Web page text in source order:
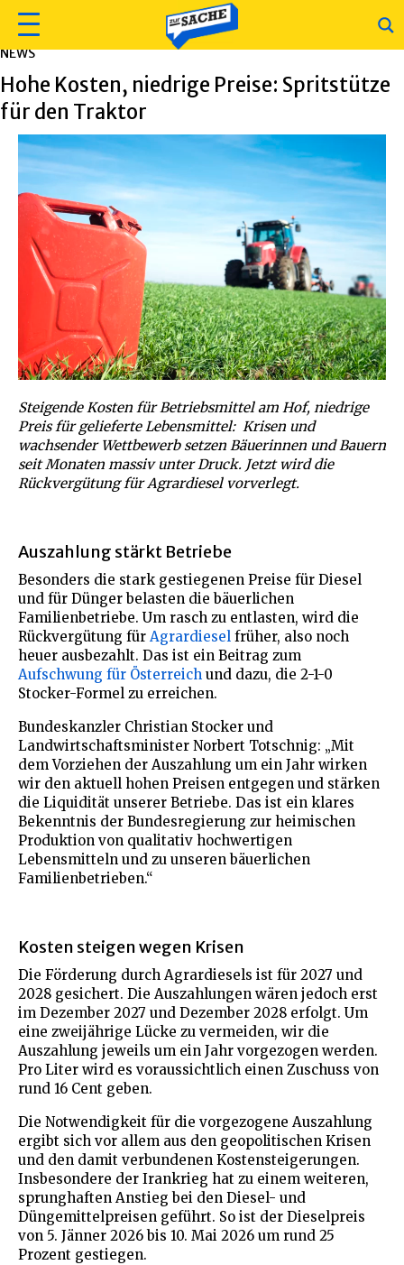
NEWS
Hohe Kosten, niedrige Preise: Spritstütze
für den Traktor
Steigende Kosten für Betriebsmittel am Hof, niedrige
Preis für gelieferte Lebensmittel: Krisen und
wachsender Wettbewerb setzen Bäuerinnen und Bauern
seit Monaten massiv unter Druck. Jetzt wird die
Rückvergütung für Agrardiesel vorverlegt.
Auszahlung stärkt Betriebe
Besonders die stark gestiegenen Preise für Diesel
und für Dünger belasten die bäuerlichen
Familienbetriebe. Um rasch zu entlasten, wird die
Rückvergütung für Agrardiesel früher, also noch
heuer ausbezahlt. Das ist ein Beitrag zum
Aufschwung für Österreich und dazu, die 2-1-0
Stocker-Formel zu erreichen.
Bundeskanzler Christian Stocker und
Landwirtschaftsminister Norbert Totschnig: „Mit
dem Vorziehen der Auszahlung um ein Jahr wirken
wir den aktuell hohen Preisen entgegen und stärken
die Liquidität unserer Betriebe. Das ist ein klares
Bekenntnis der Bundesregierung zur heimischen
Produktion von qualitativ hochwertigen
Lebensmitteln und zu unseren bäuerlichen
Familienbetrieben.“
Kosten steigen wegen Krisen
Die Förderung durch Agrardiesels ist für 2027 und
2028 gesichert. Die Auszahlungen wären jedoch erst
im Dezember 2027 und Dezember 2028 erfolgt. Um
eine zweijährige Lücke zu vermeiden, wir die
Auszahlung jeweils um ein Jahr vorgezogen werden.
Pro Liter wird es voraussichtlich einen Zuschuss von
rund 16 Cent geben.
Die Notwendigkeit für die vorgezogene Auszahlung
ergibt sich vor allem aus den geopolitischen Krisen
und den damit verbundenen Kostensteigerungen.
Insbesondere der Irankrieg hat zu einem weiteren,
sprunghaften Anstieg bei den Diesel- und
Düngemittelpreisen geführt. So ist der Dieselpreis
von 5. Jänner 2026 bis 10. Mai 2026 um rund 25
Prozent gestiegen.